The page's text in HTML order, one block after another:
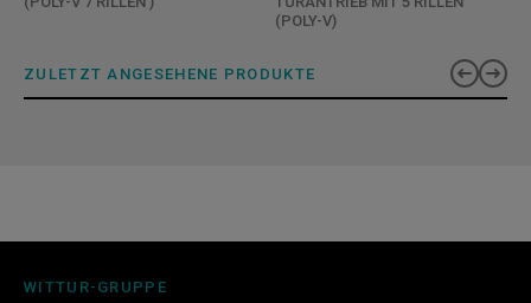
(POLY-V)
ZULETZT ANGESEHENE PRODUKTE
WITTUR-GRUPPE